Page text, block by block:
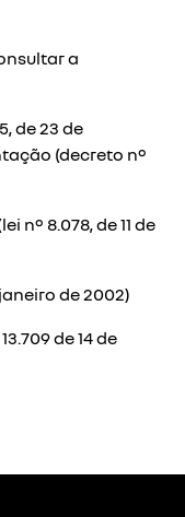
a
de 23 de
(decreto nº
nº 8.078, de 11 de
de 2002)
de 14 de